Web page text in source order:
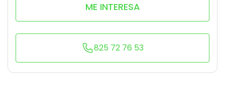
ME INTERESA
825 72 76 53